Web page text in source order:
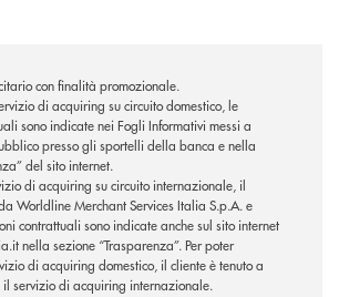
con finalità promozionale.
di acquiring su circuito domestico, le
sono indicate nei Fogli Informativi messi a
presso gli sportelli della banca e nella
del sito internet.
di acquiring su circuito internazionale, il
Worldline Merchant Services Italia S.p.A. e
contrattuali sono indicate anche sul sito internet
nella sezione “Trasparenza”. Per poter
di acquiring domestico, il cliente è tenuto a
il servizio di acquiring internazionale.